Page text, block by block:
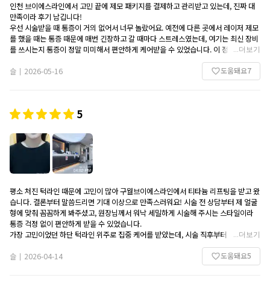
인천 브이에스라인에서 고민 끝에 제모 패키지를 결제하고 관리받고 있는데, 진짜 대
만족이라 후기 남깁니다!
우선 시술받을 때 통증이 거의 없어서 너무 놀랐어요. 예전에 다른 곳에서 레이저 제모
를 했을 때는 통증 때문에 매번 긴장하고 갈 때마다 스트레스였는데, 여기는 최신 장비
를 쓰시는지 통증이 정말 미미해서 편안하게 케어받을 수 있었습니다. 이 정도면 엄살
그리고 원장님과 직원분들 모두 정말 친절하십니다. 예약 문의할 때부터 방문해서 안
내받고 시술이 끝날 때까지 한결같이 상냥하고 세심하게 챙겨주셔서 대접받는 기분이
통증 없이 쾌적하게, 그리고 기분 좋게 관리받을 수 있는 곳을 찾으신다면 인천 브이에
써 기대됩니다!
...더보기
슬 2026-05-16 도움돼요7
5
평소 처진 턱라인 때문에 고민이 많아 구월브이에스라인에서 티타늄 리프팅을 받고 왔
습니다. 결론부터 말씀드리면 기대 이상으로 만족스러워요! 시술 전 상담부터 제 얼굴
형에 맞춰 꼼꼼하게 봐주셨고, 원장님께서 워낙 세밀하게 시술해 주시는 스타일이라
통증 걱정 없이 편안하게 받을 수 있었습니다.
가장 고민이었던 하단 턱라인 위주로 집중 케어를 받았는데, 시술 직후부터 라인이 정
리되는 게 눈에 보여서 정말 신기했어요. 며칠 지나니 부기가 빠지면서 그렇게 원하던
매끈한 브이라인이 확실하게 잡히더라고요. 주변에서도 얼굴선이 왜 이렇게 얄상해졌
...더보기
슬 2026-04-14 도움돼요5